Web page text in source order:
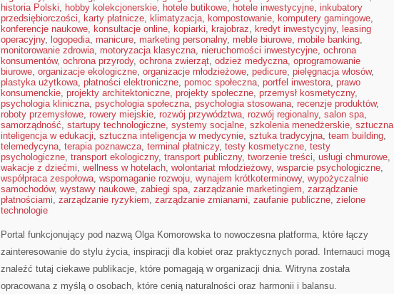
historia Polski, hobby kolekcjonerskie, hotele butikowe, hotele inwestycyjne, inkubatory
przedsiębiorczości, karty płatnicze, klimatyzacja, kompostowanie, komputery gamingowe,
konferencje naukowe, konsultacje online, kopiarki, krajobraz, kredyt inwestycyjny, leasing
operacyjny, logopedia, manicure, marketing personalny, meble biurowe, mobile banking,
monitorowanie zdrowia, motoryzacja klasyczna, nieruchomości inwestycyjne, ochrona
konsumentów, ochrona przyrody, ochrona zwierząt, odzież medyczna, oprogramowanie
biurowe, organizacje ekologiczne, organizacje młodzieżowe, pedicure, pielęgnacja włosów,
plastyka użytkowa, płatności elektroniczne, pomoc społeczna, portfel inwestora, prawo
konsumenckie, projekty architektoniczne, projekty społeczne, przemysł kosmetyczny,
psychologia kliniczna, psychologia społeczna, psychologia stosowana, recenzje produktów,
roboty przemysłowe, rowery miejskie, rozwój przywództwa, rozwój regionalny, salon spa,
samorządność, startupy technologiczne, systemy socjalne, szkolenia menedżerskie, sztuczna
inteligencja w edukacji, sztuczna inteligencja w medycynie, sztuka tradycyjna, team building,
telemedycyna, terapia poznawcza, terminal płatniczy, testy kosmetyczne, testy
psychologiczne, transport ekologiczny, transport publiczny, tworzenie treści, usługi chmurowe,
wakacje z dziećmi, wellness w hotelach, wolontariat młodzieżowy, wsparcie psychologiczne,
współpraca zespołowa, wspomaganie rozwoju, wynajem krótkoterminowy, wypożyczalnie
samochodów, wystawy naukowe, zabiegi spa, zarządzanie marketingiem, zarządzanie
płatnościami, zarządzanie ryzykiem, zarządzanie zmianami, zaufanie publiczne, zielone
technologie
Portal funkcjonujący pod nazwą Olga Komorowska to nowoczesna platforma, które łączy
zainteresowanie do stylu życia, inspiracji dla kobiet oraz praktycznych porad. Internauci mogą
znaleźć tutaj ciekawe publikacje, które pomagają w organizacji dnia. Witryna została
opracowana z myślą o osobach, które cenią naturalności oraz harmonii i balansu.